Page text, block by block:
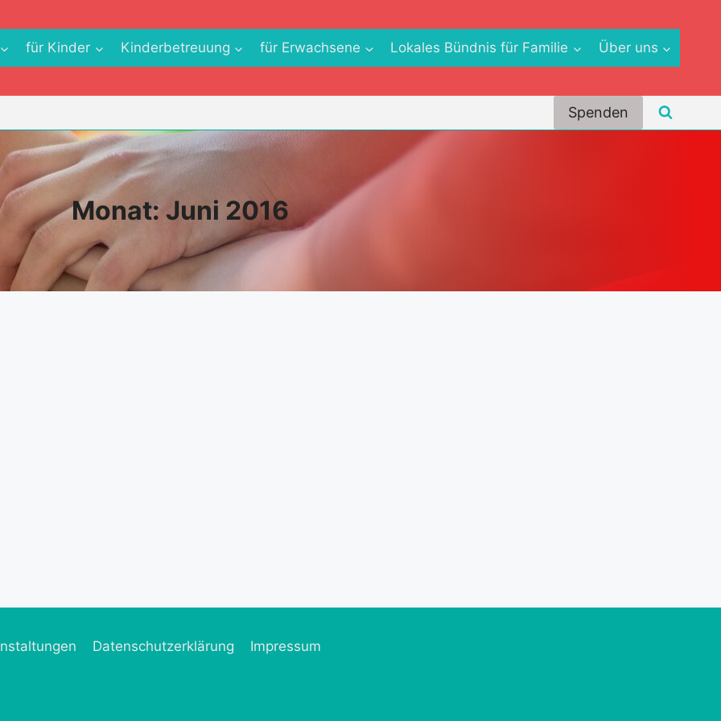
für Kinder Kinderbetreuung für Erwachsene Lokales Bündnis für Familie Über uns
Spenden
Monat: Juni 2016
Datenschutzerklärung Impressum